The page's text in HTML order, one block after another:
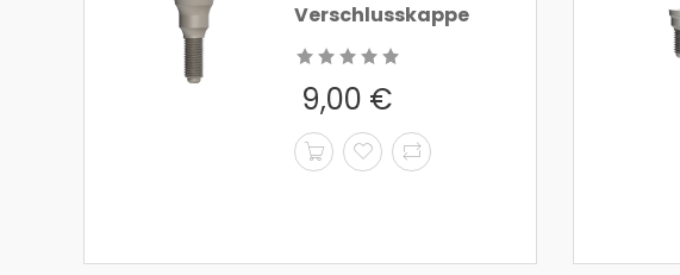
Verschlusskappe
9,00 €